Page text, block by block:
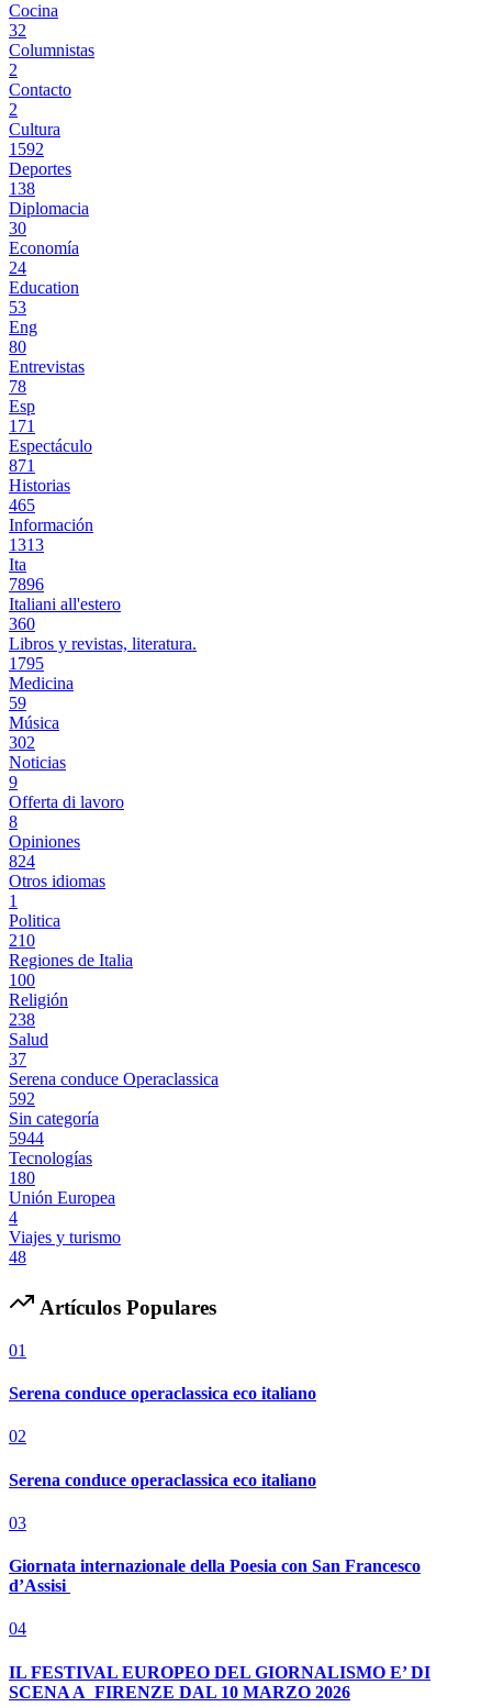
Cocina
32
Columnistas
2
Contacto
2
Cultura
1592
Deportes
138
Diplomacia
30
Economía
24
Education
53
Eng
80
Entrevistas
78
Esp
171
Espectáculo
871
Historias
465
Información
1313
Ita
7896
Italiani all'estero
360
Libros y revistas, literatura.
1795
Medicina
59
Música
302
Noticias
9
Offerta di lavoro
8
Opiniones
824
Otros idiomas
1
Politica
210
Regiones de Italia
100
Religión
238
Salud
37
Serena conduce Operaclassica
592
Sin categoría
5944
Tecnologías
180
Unión Europea
4
Viajes y turismo
48
Artículos Populares
01
Serena conduce operaclassica eco italiano
02
Serena conduce operaclassica eco italiano
03
Giornata internazionale della Poesia con San Francesco
d’Assisi
04
IL FESTIVAL EUROPEO DEL GIORNALISMO E’ DI
SCENA A FIRENZE DAL 10 MARZO 2026